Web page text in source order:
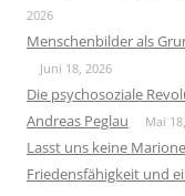
2026
Menschenbilder als
Juni 18, 2026
Die psychosoziale
Andreas Peglau
Mai
Lasst uns keine
Friedensfähigkeit und